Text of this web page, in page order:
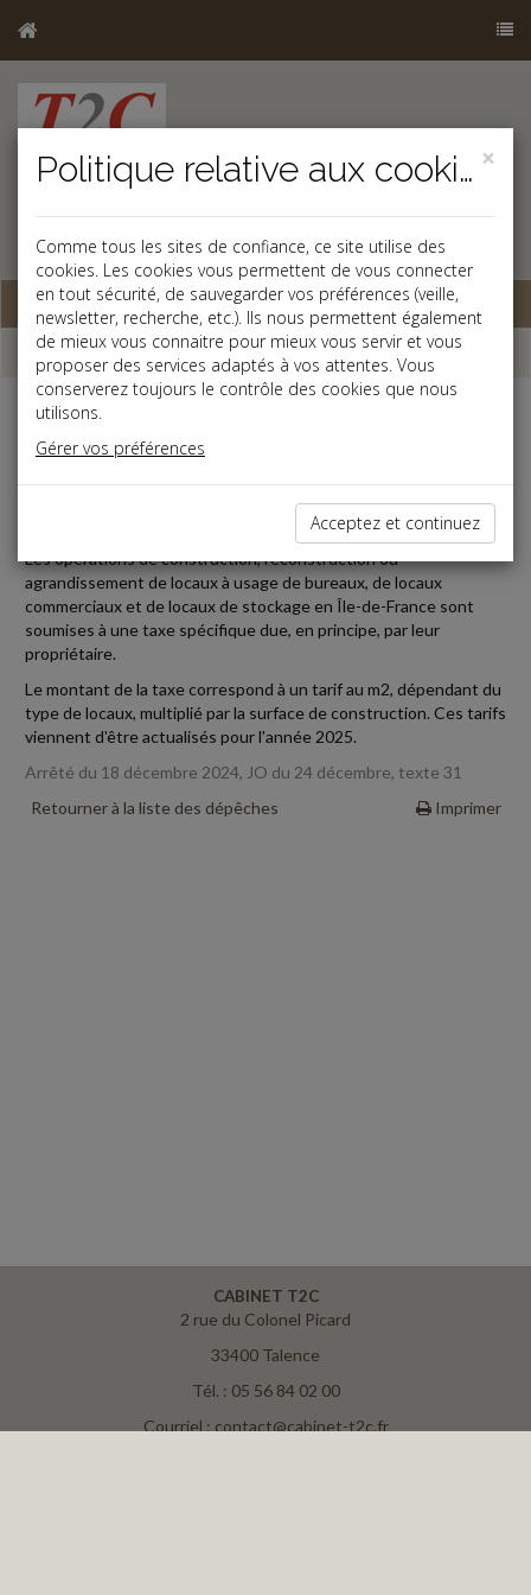
Base documentaire
Dépêches
Fiscal TPE
CRÉATION DE CERTAINS LOCAUX EN IDF
Les opérations de construction, reconstruction ou
agrandissement de locaux à usage de bureaux, de locaux
commerciaux et de locaux de stockage en Île-de-France sont
soumises à une taxe spécifique due, en principe, par leur
propriétaire.
Le montant de la taxe correspond à un tarif au m2, dépendant du
type de locaux, multiplié par la surface de construction. Ces tarifs
viennent d'être actualisés pour l'année 2025.
Arrêté du 18 décembre 2024, JO du 24 décembre, texte 31
Retourner à la liste des dépêches
Imprimer
CABINET T2C
2 rue du Colonel Picard
33400 Talence
Tél. : 05 56 84 02 00
Courriel : contact@cabinet-t2c.fr
×
Politique relative aux cookies
Comme tous les sites de confiance, ce site utilise des
cookies. Les cookies vous permettent de vous connecter
en tout sécurité, de sauvegarder vos préférences (veille,
newsletter, recherche, etc.). Ils nous permettent également
de mieux vous connaitre pour mieux vous servir et vous
proposer des services adaptés à vos attentes. Vous
conserverez toujours le contrôle des cookies que nous
utilisons.
Gérer vos préférences
Acceptez et continuez